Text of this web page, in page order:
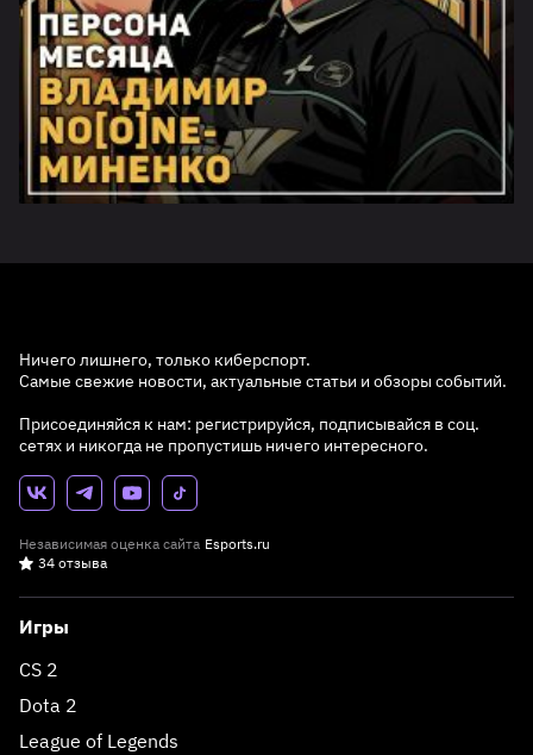
Ничего лишнего, только киберспорт.
Самые свежие новости, актуальные статьи и обзоры событий.
Присоединяйся к нам: регистрируйся, подписывайся в соц.
сетях и никогда не пропустишь ничего интересного.
Независимая оценка сайта Esports.ru
34 отзыва
Игры
CS 2
Dota 2
League of Legends